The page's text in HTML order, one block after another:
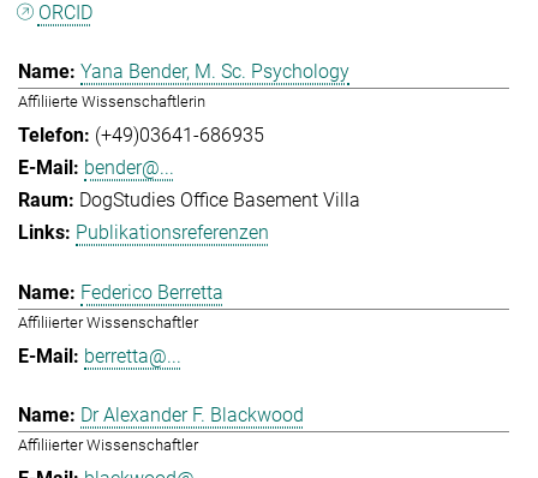
ORCID
Yana Bender, M. Sc. Psychology
Affiliierte Wissenschaftlerin
(+49)03641-686935
bender@...
DogStudies Office Basement Villa
Publikationsreferenzen
Federico Berretta
Affiliierter Wissenschaftler
berretta@...
Dr Alexander F. Blackwood
Affiliierter Wissenschaftler